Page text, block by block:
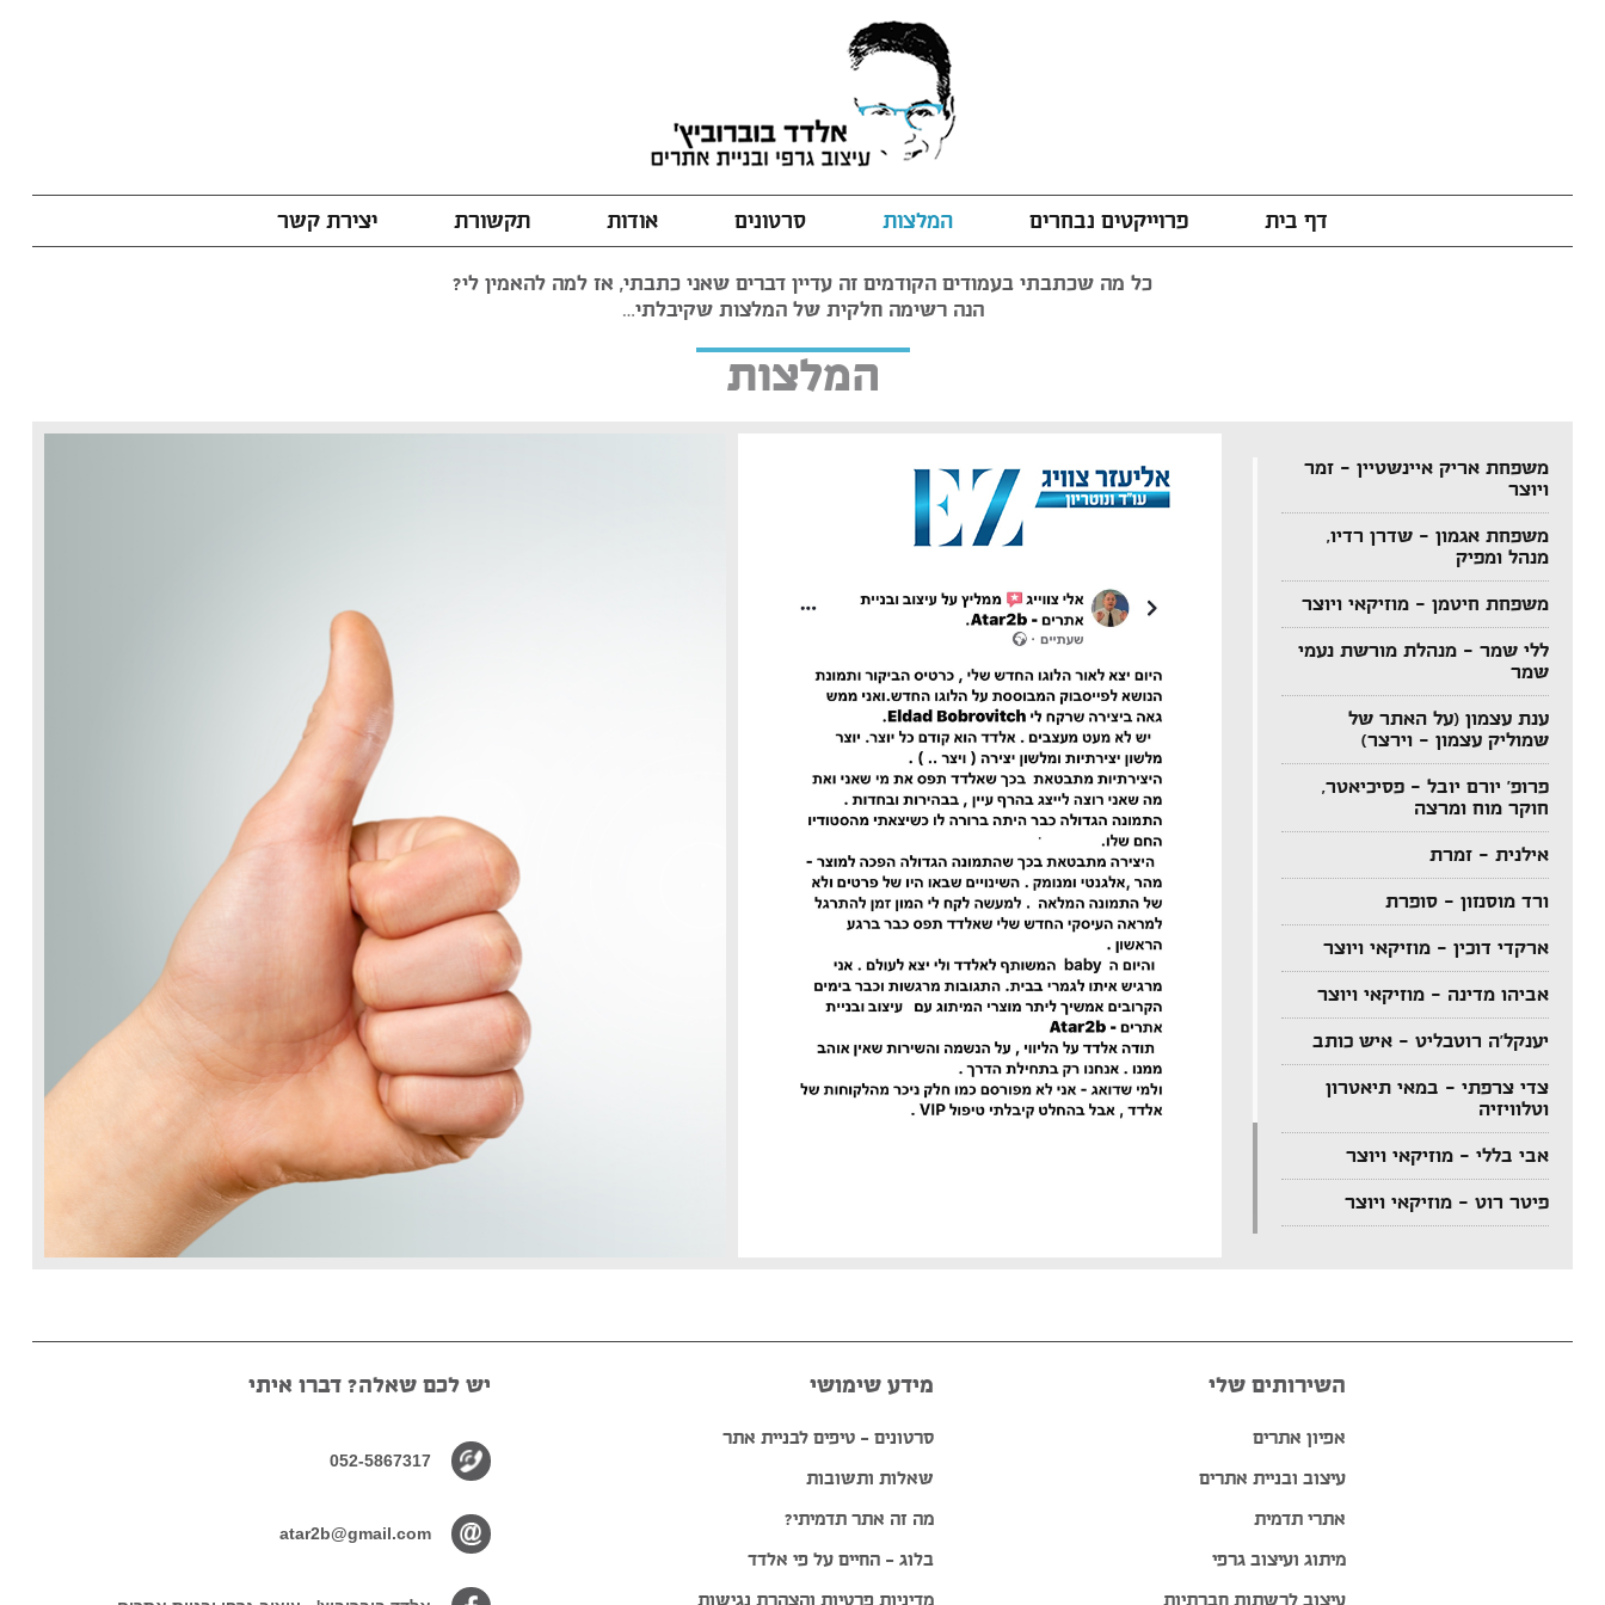
דף בית פרוייקטים נבחרים המלצות סרטונים אודות תקשורת יצירת קשר
כל מה שכתבתי בעמודים הקודמים זה עדיין דברים שאני כתבתי, אז למה להאמין לי?
הנה רשימה חלקית של המלצות שקיבלתי…
המלצות
משפחת אריק איינשטיין – זמר
ויוצר
משפחת אגמון – שדרן רדיו,
מנהל ומפיק
משפחת חיטמן – מוזיקאי ויוצר
ללי שמר – מנהלת מורשת נעמי
שמר
ענת עצמון (על האתר של
שמוליק עצמון – וירצר)
פרופ' יורם יובל – פסיכיאטר,
חוקר מוח ומרצה
אילנית – זמרת
ורד מוסנזון – סופרת
ארקדי דוכין – מוזיקאי ויוצר
אביהו מדינה – מוזיקאי ויוצר
יענקל'ה רוטבליט – איש כותב
צדי צרפתי – במאי תיאטרון
וטלוויזיה
אבי בללי – מוזיקאי ויוצר
פיטר רוט – מוזיקאי ויוצר
השירותים שלי
אפיון אתרים
עיצוב ובניית אתרים
אתרי תדמית
מיתוג ועיצוב גרפי
עיצוב לרשתות חברתיות
מידע שימושי
סרטונים – טיפים לבניית אתר
שאלות ותשובות
מה זה אתר תדמיתי?
בלוג – החיים על פי אלדד
מדיניות פרטיות והצהרת נגישות
יש לכם שאלה? דברו איתי
052-5867317
atar2b@gmail.com